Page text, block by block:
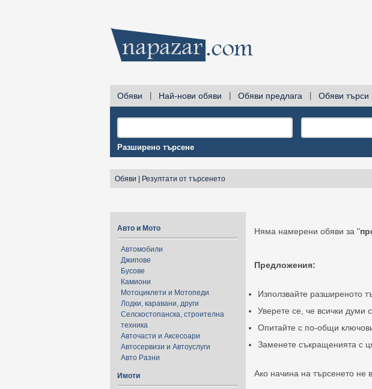
Обяви Най-нови обяви Обяви предлага Обяви търси
Разширено търсене
Обяви Резултати от търсенето
Авто и Мото
Автомобили
Джипове
Бусове
Камиони
Мотоциклети и Мотопеди
Лодки, каравани, други
Селскостопанска, строителна
техника
Авточасти и Аксесоари
Автосервизи и Автоуслуги
Авто Разни
Имоти
Няма намерени обяви за "
Предложения:
Използвайте разширеното
Уверете се, че всички думи
Опитайте с по-общи
Заменете съкращенията с
Ако начина на търсенето не